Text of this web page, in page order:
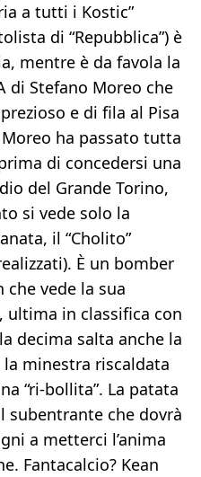
a tutti i Kostic”
di “Repubblica”) è
mentre è da favola la
di Stefano Moreo che
e di fila al Pisa
ha passato tutta
di concedersi una
del Grande Torino,
si vede solo la
il “Cholito”
È un bomber
che vede la sua
ultima in classifica con
decima salta anche la
minestra riscaldata
“ri-bollita”. La patata
subentrante che dovrà
a metterci l’anima
Fantacalcio? Kean